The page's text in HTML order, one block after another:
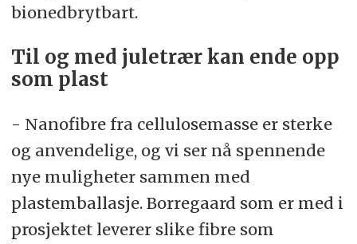
bionedbrytbart.
Til og med juletrær kan ende opp
som plast
- Nanofibre fra cellulosemasse er sterke
og anvendelige, og vi ser nå spennende
nye muligheter sammen med
plastemballasje. Borregaard som er med i
prosjektet leverer slike fibre som